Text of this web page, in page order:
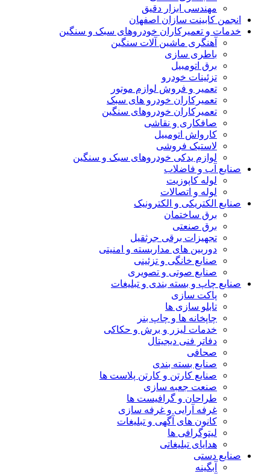
مهندسی ابزار دقیق
انجمن کابینت سازان اصفهان
خدمات و تعمیرکاران خودروهای سبک و سنگین
آهنگری ماشین آلات سنگین
باطری سازی
برق اتومبیل
تزئینات خودرو
تعمیر و فروش لوازم موتور
تعمیرکاران خودرو های سبک
تعمیرکاران خودروهای سنگین
صافکاری و نقاشی
کارواش اتومبیل
لاستیک فروشی
لوازم یدکی خودروهای سبک و سنگین
صنایع آب و فاضلاب
لوله کاپوزیت
لوله و اتصالات
صنایع الکتریکی و الکترونیک
برق ساختمان
برق صنعتی
تجهیزات برقی جرثقیل
دوربین های مداربسته و امنیتی
صنایع خانگی و تزئینی
صنایع صوتی و تصویری
صنایع چاپ و بسته بندی و تبلیغات
پاکت سازی
تابلو سازی ها
چاپخانه ها و چاپ بنر
خدمات لیزر و برش و حکاکی
دفاتر فنی دیجیتال
صحافی
صنایع بسته بندی
صنایع کارتن و کارتن پلاست ها
صنعت جعبه سازی
طراحان و گرافیست ها
غرفه آرایی و غرفه سازی
کانون های آگهی و تبلیغات
لیتوگرافی ها
هدایای تبلیغاتی
صنایع دستی
آبگینه